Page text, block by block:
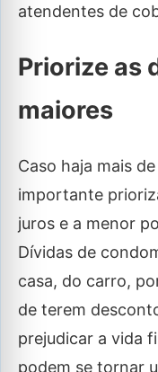
atendentes de
Priorize as
maiores
Caso haja mais
importante
juros e a menor
Dívidas de
casa, do carro,
de terem
prejudicar a vida
podem se tornar